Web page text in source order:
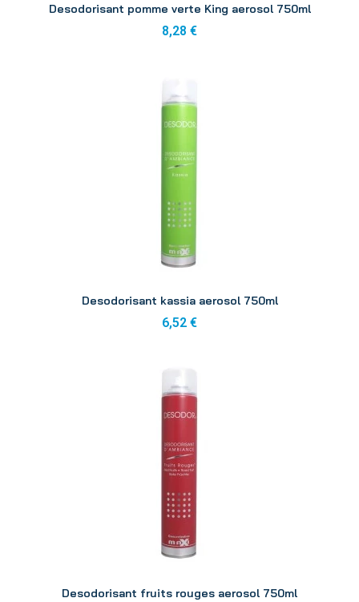
Desodorisant pomme verte King aerosol 750ml
8,28 €
Desodorisant kassia aerosol 750ml
6,52 €
Desodorisant fruits rouges aerosol 750ml